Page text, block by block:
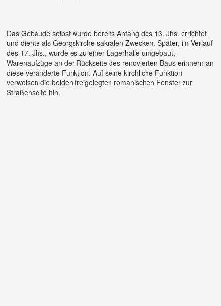
Das Gebäude selbst wurde bereits Anfang des 13. Jhs. errichtet
und diente als Georgskirche sakralen Zwecken. Später, im Verlauf
des 17. Jhs., wurde es zu einer Lagerhalle umgebaut,
Warenaufzüge an der Rückseite des renovierten Baus erinnern an
diese veränderte Funktion. Auf seine kirchliche Funktion
verweisen die beiden freigelegten romanischen Fenster zur
Straßenseite hin.